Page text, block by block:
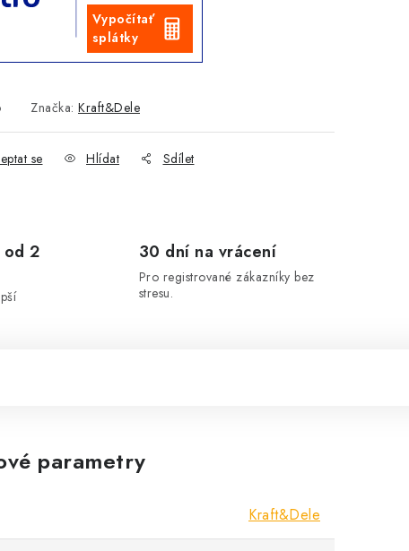
Vypočítať
splátky
Značka: Kraft&Dele
se Hlídat Sdílet
od 2
30 dní na vrácení
Pro registrované zákazníky bez
stresu.
parametry
Kraft&Dele